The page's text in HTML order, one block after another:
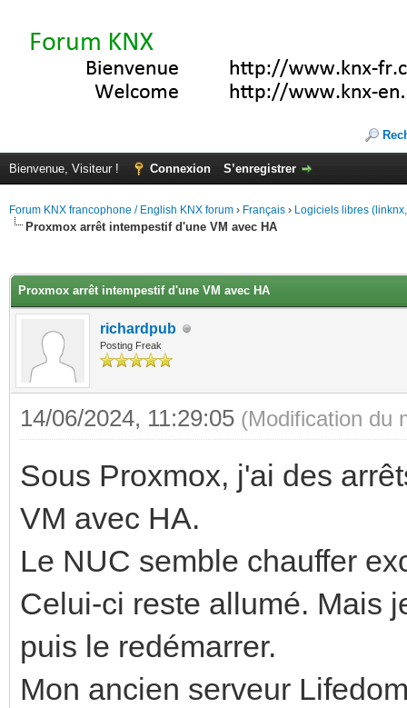
Bienvenue, Visiteur ! Connexion S’enregistrer
Forum KNX francophone / English KNX forum › Français › Logiciels libres
Proxmox arrêt intempestif d'une VM avec HA
Proxmox arrêt intempestif d'une VM avec HA
richardpub
Posting Freak
14/06/2024, 11:29:05 (Modification du
Sous Proxmox, j'ai des
VM avec HA.
Le NUC semble chauffer
Celui-ci reste allumé. Mais
puis le redémarrer.
Mon ancien serveur